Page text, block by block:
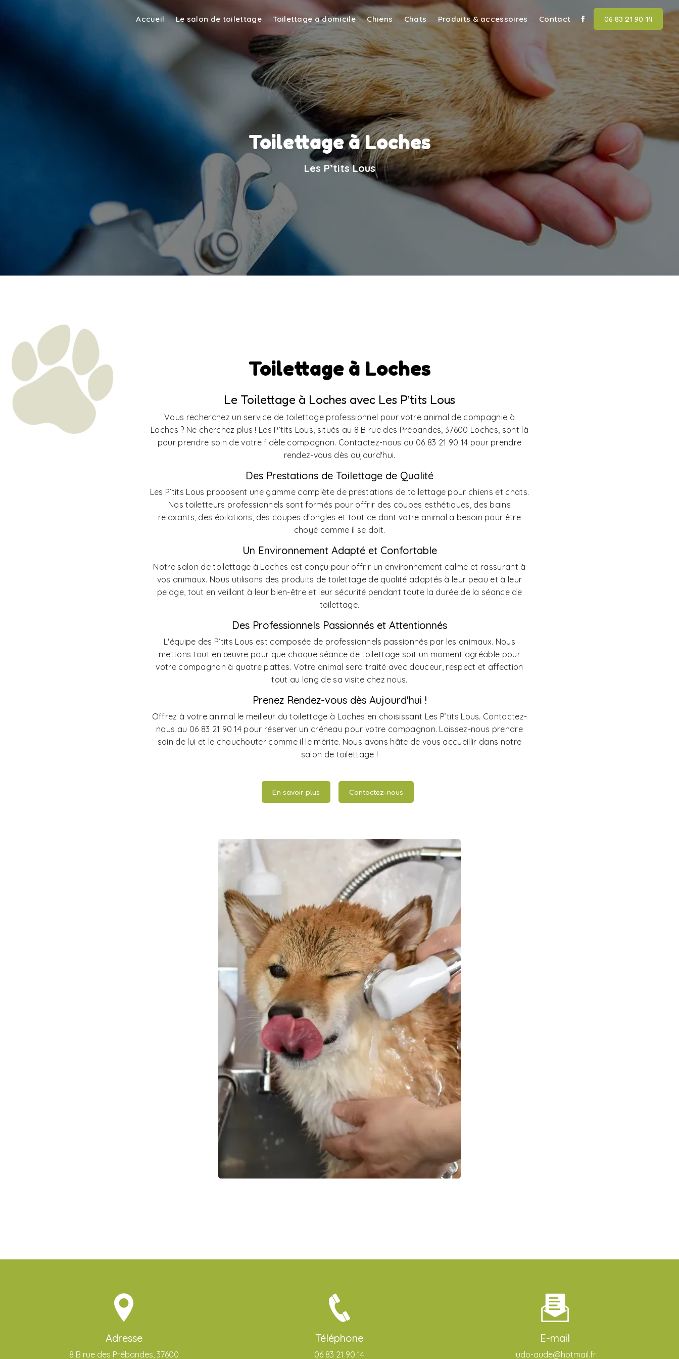
Accueil Le salon de toilettage Toilettage à domicile Chiens Chats Produits & accessoires Contact 06 83 21 90 14
Toilettage à Loches
Les P’tits Lous
Toilettage à Loches
Le Toilettage à Loches avec Les P’tits Lous
Vous recherchez un service de toilettage professionnel pour votre animal de compagnie à
Loches ? Ne cherchez plus ! Les P’tits Lous, situés au 8 B rue des Prébandes, 37600 Loches, sont là
pour prendre soin de votre fidèle compagnon. Contactez-nous au 06 83 21 90 14 pour prendre
rendez-vous dès aujourd'hui.
Des Prestations de Toilettage de Qualité
Les P’tits Lous proposent une gamme complète de prestations de toilettage pour chiens et chats.
Nos toiletteurs professionnels sont formés pour offrir des coupes esthétiques, des bains
relaxants, des épilations, des coupes d'ongles et tout ce dont votre animal a besoin pour être
choyé comme il se doit.
Un Environnement Adapté et Confortable
Notre salon de toilettage à Loches est conçu pour offrir un environnement calme et rassurant à
vos animaux. Nous utilisons des produits de toilettage de qualité adaptés à leur peau et à leur
pelage, tout en veillant à leur bien-être et leur sécurité pendant toute la durée de la séance de
toilettage.
Des Professionnels Passionnés et Attentionnés
L'équipe des P’tits Lous est composée de professionnels passionnés par les animaux. Nous
mettons tout en œuvre pour que chaque séance de toilettage soit un moment agréable pour
votre compagnon à quatre pattes. Votre animal sera traité avec douceur, respect et affection
tout au long de sa visite chez nous.
Prenez Rendez-vous dès Aujourd'hui !
Offrez à votre animal le meilleur du toilettage à Loches en choisissant Les P’tits Lous. Contactez-
nous au 06 83 21 90 14 pour réserver un créneau pour votre compagnon. Laissez-nous prendre
soin de lui et le chouchouter comme il le mérite. Nous avons hâte de vous accueillir dans notre
salon de toilettage !
En savoir plus Contactez-nous
Adresse
8 B rue des Prébandes, 37600
Téléphone
06 83 21 90 14
E-mail
ludo-aude@hotmail.fr